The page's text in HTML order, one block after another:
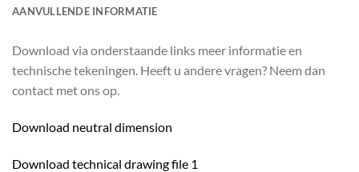
AANVULLENDE INFORMATIE
Download via onderstaande links meer informatie en
technische tekeningen. Heeft u andere vragen? Neem dan
contact met ons op.
Download neutral dimension
Download technical drawing file 1